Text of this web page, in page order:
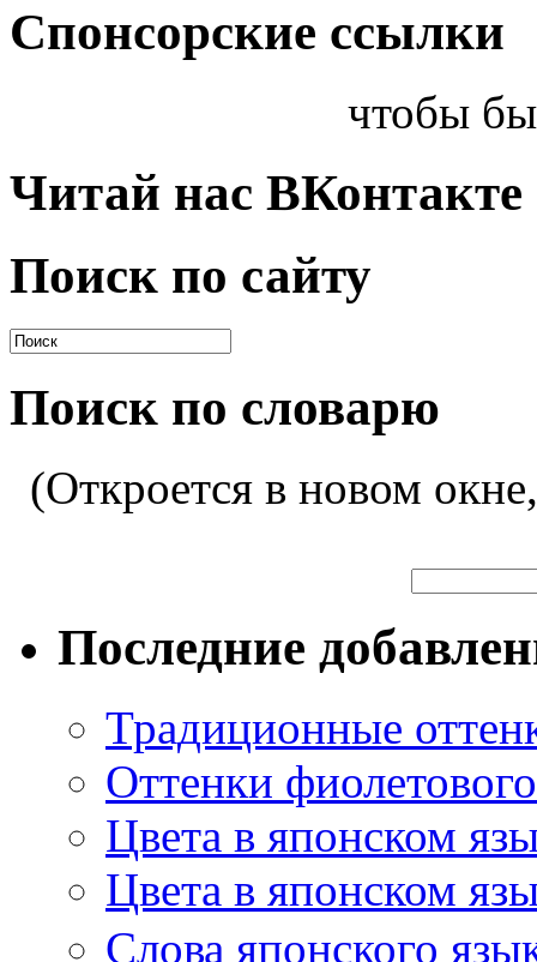
Спонсорские ссылки
чтобы
Читай нас ВКонтакте
Поиск по сайту
Поиск по словарю
(Откроется в новом
Последние
Традиционные
Оттенки
Цвета в японском
Цвета в японском
Слова японского